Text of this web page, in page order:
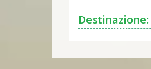
Destinazione: